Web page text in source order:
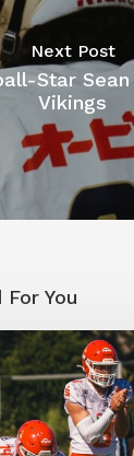
Next Post
Star
Vikings
You